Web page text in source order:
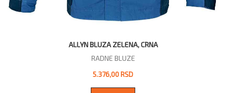
ALLYN BLUZA ZELENA, CRNA
RADNE BLUZE
5.376,00 RSD